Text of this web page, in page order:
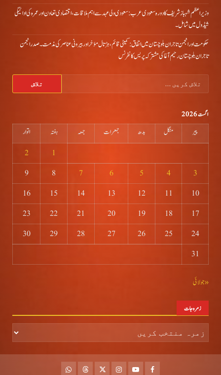
وزیراعظم شہباز شریف کا دورہ سعودی عرب: سعودی ولی عہد سے اہم ملاقات، اقتصادی تعاون اور عمرہ کی ادائیگی
شیڈول میں شامل۔
حکومت اور انجمن تاجران بلوچستان میں اتفاق: کمیٹی قائم، ہڑتال مؤخر اور بیرونی عناصر کی مذمت۔ صدر انجمن
تاجران بلوچستان رحیم آغا کی مشترکہ پریس کانفرنس
کریں
اگست 2026
پیر منگل بدھ جمعرات جمعہ ہفتہ
اتوار
1
2
3
4
5
6
7
8
9
10
11
12
13
14
15
16
17
18
19
20
21
22
23
24
25
26
27
28
29
30
31
« جولائی
زمرہ جات
جات
Facebook
Youtube
Instagram
Twitter
Threads
whatsapp